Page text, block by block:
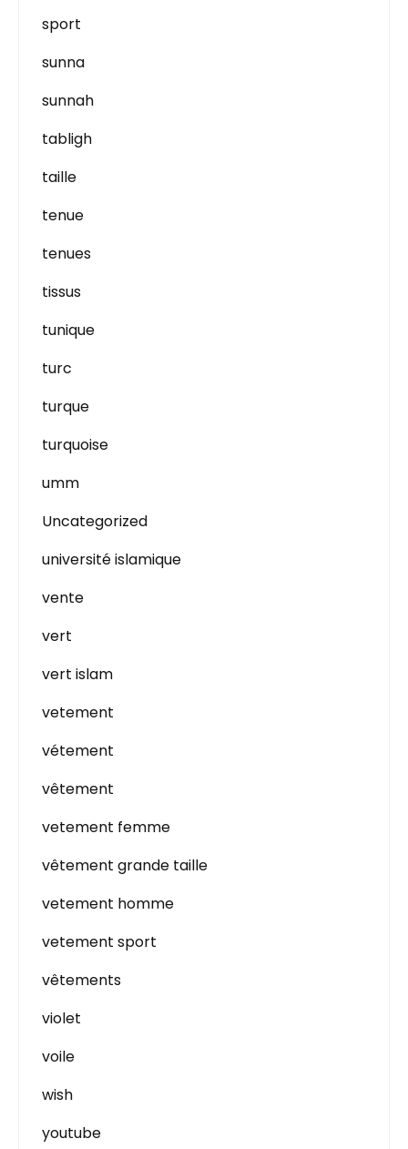
sport
sunna
sunnah
tabligh
taille
tenue
tenues
tissus
tunique
turc
turque
turquoise
umm
Uncategorized
université islamique
vente
vert
vert islam
vetement
vétement
vêtement
vetement femme
vêtement grande taille
vetement homme
vetement sport
vêtements
violet
voile
wish
youtube